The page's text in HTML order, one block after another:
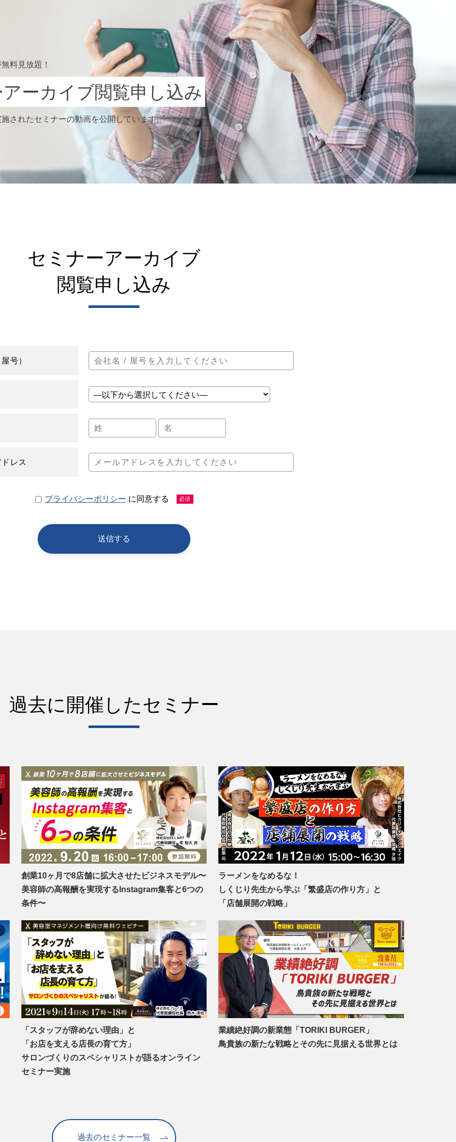
料見放題！
ーカイブ閲覧申し込み
されたセミナーの動画を公開しています。
セミナーアーカイブ
閲覧申し込み
号）
レス
プライバシーポリシー に同意する 必須
過去に開催したセミナー
創業10ヶ月で8店舗に拡大させたビジネスモデル〜
美容師の高報酬を実現するInstagram集客と6つの
条件〜
ラーメンをなめるな！
しくじり先生から学ぶ「繁盛店の作り方」と
「店舗展開の戦略」
「スタッフが辞めない理由」と
「お店を支える店長の育て方」
サロンづくりのスペシャリストが語るオンライン
セミナー実施
業績絶好調の新業態「TORIKI BURGER」
鳥貴族の新たな戦略とその先に見据える世界とは
過去のセミナー一覧